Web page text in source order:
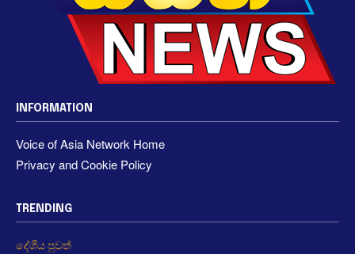
INFORMATION
Voice of Asia Network Home
Privacy and Cookie Policy
TRENDING
දේශීය පුවත්